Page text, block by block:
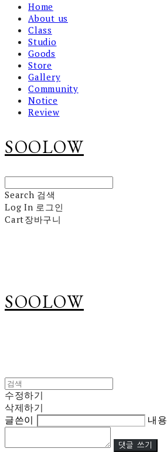
Home
About us
Class
Studio
Goods
Store
Gallery
Community
Notice
Review
SOOLOW
Search 검색
Log In 로그인
Cart장바구니
SOOLOW
수정하기
삭제하기
글쓴이
내용
댓글 쓰기